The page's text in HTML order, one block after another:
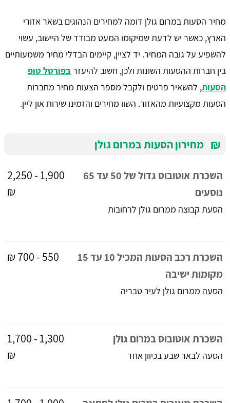
מחיר הסעות במרום גולן דומה למחירים הנהוגים בשאר אזורי
הארץ, כאשר יש לדעת שמיקומו המעט מבודד של היישוב, עשוי
להשפיע על גובה המחיר. יד לציין, קיימים הבדלי מחיר משמעותיים
בין חברות ההסעות השונות ולכן, חשוב להיעזרבפורטל טופ
הסעות, להשאיר פרטים ולקבל מספר הצעות מחיר מחברות
הסעות מקצועיות מהאזור. השוו מחירים והזמינו שירות און ליין.
₪ מחירון הסעות במרום גולן
השכרת אוטובוס גדול של 50 עד 65
נוסעים
הסעת קבוצה ממרום גולן לרחובות
1,900 - 2,250
₪
השכרת רכב הסעות המכיל 10 עד 15
מקומות ישיבה
הסעה ממרום גולן לעיר טבריה
550 - 700 ₪
השכרת אוטובוס במרום גולן
הסעה לבאר שבע בכיוון אחד
1,300 - 1,700
₪